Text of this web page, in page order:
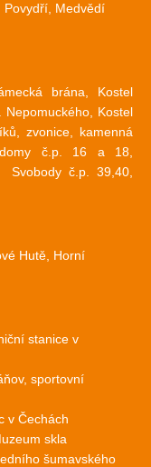
Povydří, Medvědí
brána, Kostel
Kostel
zvonice, kamenná
č.p. 16 a 18,
Svobody č.p. 39,40,
Hutě, Horní
stanice v
sportovní
v Čechách
skla
šumavského